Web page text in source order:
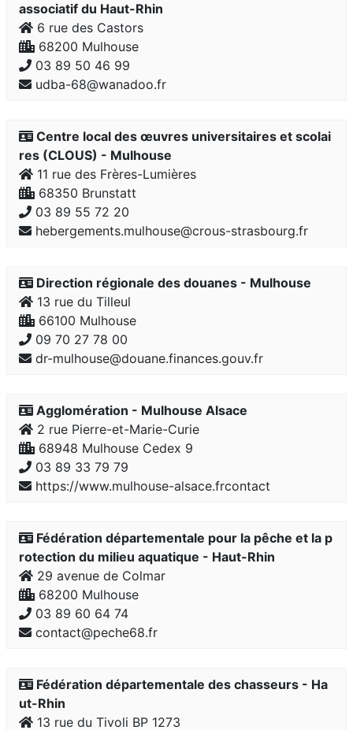
associatif du Haut-Rhin
6 rue des Castors
68200 Mulhouse
03 89 50 46 99
udba-68@wanadoo.fr
Centre local des œuvres universitaires et scolai
res (CLOUS) - Mulhouse
11 rue des Frères-Lumières
68350 Brunstatt
03 89 55 72 20
hebergements.mulhouse@crous-strasbourg.fr
Direction régionale des douanes - Mulhouse
13 rue du Tilleul
66100 Mulhouse
09 70 27 78 00
dr-mulhouse@douane.finances.gouv.fr
Agglomération - Mulhouse Alsace
2 rue Pierre-et-Marie-Curie
68948 Mulhouse Cedex 9
03 89 33 79 79
https://www.mulhouse-alsace.frcontact
Fédération départementale pour la pêche et la p
rotection du milieu aquatique - Haut-Rhin
29 avenue de Colmar
68200 Mulhouse
03 89 60 64 74
contact@peche68.fr
Fédération départementale des chasseurs - Ha
ut-Rhin
13 rue du Tivoli BP 1273